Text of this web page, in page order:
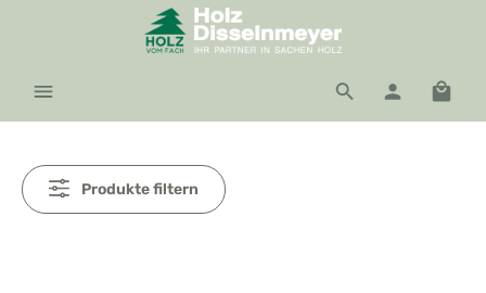
Zum Hauptinhalt springen
Produkte filtern